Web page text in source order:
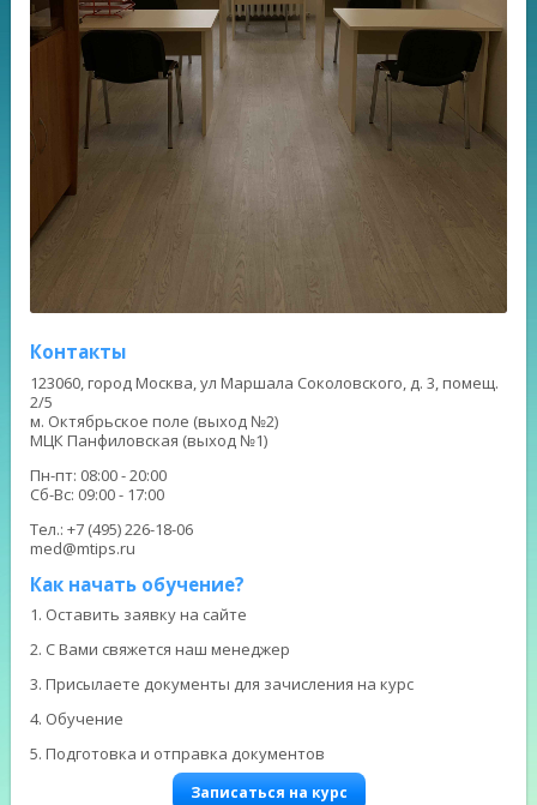
Контакты
123060, город Москва, ул Маршала Соколовского, д. 3, помещ.
2/5
м. Октябрьское поле (выход №2)
МЦК Панфиловская (выход №1)
Пн-пт: 08:00 - 20:00
Сб-Вс: 09:00 - 17:00
Тел.: +7 (495) 226-18-06
med@mtips.ru
Как начать обучение?
1. Оставить заявку на сайте
2. С Вами свяжется наш менеджер
3. Присылаете документы для зачисления на курс
4. Обучение
5. Подготовка и отправка документов
Записаться на курс